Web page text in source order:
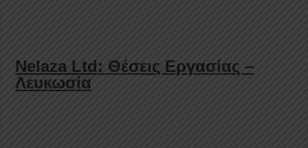
Nelaza Ltd: Θέσεις Εργασίας –
Λευκωσία